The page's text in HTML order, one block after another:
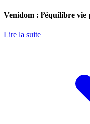
Venidom : l’équilibre vie
Lire la suite